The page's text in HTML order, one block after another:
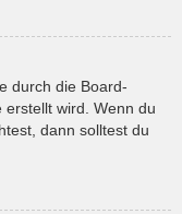
durch die Board-
wird. Wenn du
dann solltest du